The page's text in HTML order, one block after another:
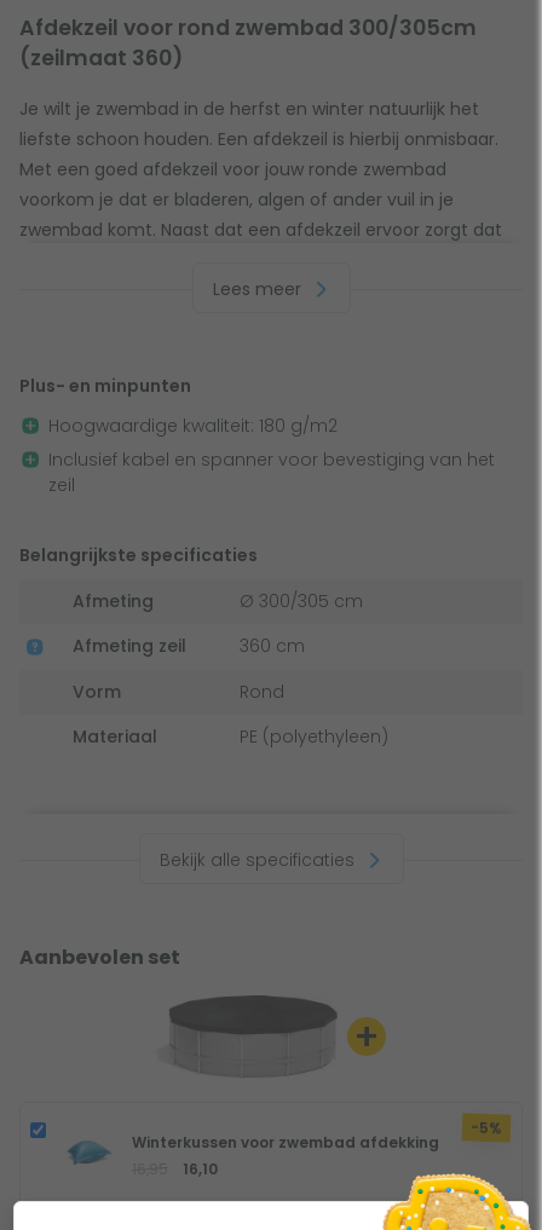
Afdekzeil voor rond zwembad 300/305cm
(zeilmaat 360)
Je wilt je zwembad in de herfst en winter natuurlijk het
liefste schoon houden. Een afdekzeil is hierbij onmisbaar.
Met een goed afdekzeil voor jouw ronde zwembad
voorkom je dat er bladeren, algen of ander vuil in je
zwembad komt. Naast dat een afdekzeil ervoor zorgt dat
fotosynthese waardoor het water de helderheid behoudt.
zwembad. Kun je sneller aan het nieuwe zwemseizoen
beginnen en heb je meer tijd voor leuke dingen!
Kwaliteit en dikte van het afdekzeil
van een afdekzeil van hoge kwaliteit. Let er goed op dat je
goed kijkt naar de afmetingen van je bad en van het zeil,
zodat je genoeg ruimte hebt. Extra zekerheid? Gebruik de
keuzehulp om de afmetingen van jouw zwembad te
selecteren.
Lees meer
Plus- en minpunten
Hoogwaardige kwaliteit: 180 g/m2
Inclusief kabel en spanner voor bevestiging van het
zeil
Belangrijkste specificaties
Afmeting
Ø 300/305 cm
Afmeting zeil
360 cm
Vorm
Rond
Materiaal
PE (polyethyleen)
Bekijk alle specificaties
Aanbevolen set
+
-5%
Winterkussen voor zwembad afdekking
16,10